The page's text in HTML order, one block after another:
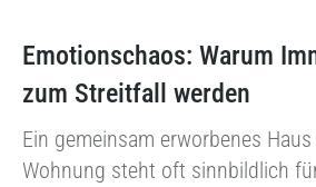
Emotionschaos: Warum
zum Streitfall werden
Ein gemeinsam erworbenes
Wohnung steht oft sinnbildlich